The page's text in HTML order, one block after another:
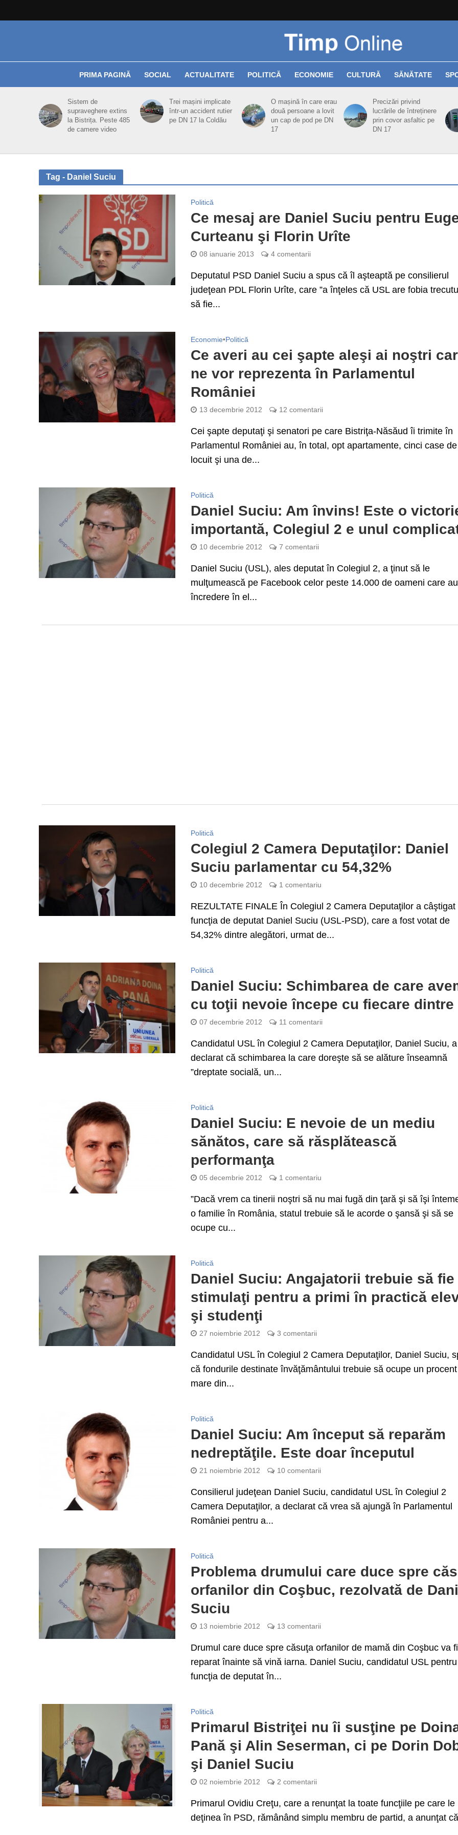
PRIMA PAGINĂ SOCIAL ACTUALITATE POLITICĂ ECONOMIE CULTURĂ SĂNĂTATE
Sistem de
supraveghere extins
la Bistrița. Peste 485
de camere video
Trei mașini implicate
într-un accident rutier
pe DN 17 la Coldău
O mașină în care erau
două persoane a lovit
un cap de pod pe DN
17
Precizări privind
lucrările de întreținere
prin covor asfaltic pe
DN 17
Tag - Daniel Suciu
Politică
Ce mesaj are Daniel Suciu pentru
Curteanu şi Florin Urîte
08 ianuarie 2013 4 comentarii
Deputatul PSD Daniel Suciu a spus că îl aşteaptă pe consilierul
judeţean PDL Florin Urîte, care ”a înţeles că USL are fobia
să fie...
Economie•Politică
Ce averi au cei şapte aleşi ai noştri
ne vor reprezenta în Parlamentul
României
13 decembrie 2012 12 comentarii
Cei şapte deputaţi şi senatori pe care Bistriţa-Năsăud îi trimite în
Parlamentul României au, în total, opt apartamente, cinci case de
locuit şi una de...
Politică
Daniel Suciu: Am învins! Este o
importantă, Colegiul 2 e unul
10 decembrie 2012 7 comentarii
Daniel Suciu (USL), ales deputat în Colegiul 2, a ţinut să le
mulţumească pe Facebook celor peste 14.000 de oameni care
încredere în el...
Politică
Colegiul 2 Camera Deputaţilor: Daniel
Suciu parlamentar cu 54,32%
10 decembrie 2012 1 comentariu
REZULTATE FINALE În Colegiul 2 Camera Deputaţilor a câştigat
funcţia de deputat Daniel Suciu (USL-PSD), care a fost votat de
54,32% dintre alegători, urmat de...
Politică
Daniel Suciu: Schimbarea de care
cu toţii nevoie începe cu fiecare dintre
07 decembrie 2012 11 comentarii
Candidatul USL în Colegiul 2 Camera Deputaţilor, Daniel Suciu, a
declarat că schimbarea la care doreşte să se alăture înseamnă
”dreptate socială, un...
Politică
Daniel Suciu: E nevoie de un mediu
sănătos, care să răsplătească
performanţa
05 decembrie 2012 1 comentariu
”Dacă vrem ca tinerii noştri să nu mai fugă din ţară şi să îşi
o familie în România, statul trebuie să le acorde o şansă şi să se
ocupe cu...
Politică
Daniel Suciu: Angajatorii trebuie să fie
stimulaţi pentru a primi în practică
şi studenţi
27 noiembrie 2012 3 comentarii
Candidatul USL în Colegiul 2 Camera Deputaţilor, Daniel Suciu,
că fondurile destinate învăţământului trebuie să ocupe un
mare din...
Politică
Daniel Suciu: Am început să reparăm
nedreptăţile. Este doar începutul
21 noiembrie 2012 10 comentarii
Consilierul judeţean Daniel Suciu, candidatul USL în Colegiul 2
Camera Deputaţilor, a declarat că vrea să ajungă în Parlamentul
României pentru a...
Politică
Problema drumului care duce spre
orfanilor din Coşbuc, rezolvată de
Suciu
13 noiembrie 2012 13 comentarii
Drumul care duce spre căsuţa orfanilor de mamă din Coşbuc va fi
reparat înainte să vină iarna. Daniel Suciu, candidatul USL pentru
funcţia de deputat în...
Politică
Primarul Bistriţei nu îi susţine pe
Pană şi Alin Seserman, ci pe Dorin
şi Daniel Suciu
02 noiembrie 2012 2 comentarii
Primarul Ovidiu Creţu, care a renunţat la toate funcţiile pe care le
deţinea în PSD, rămânând simplu membru de partid, a anunţat